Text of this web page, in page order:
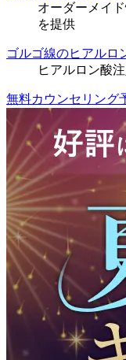
オーダーメイ
を提供
ゴルゴ線のヒアルロ
ヒアルロン酸
無料カウンセリング